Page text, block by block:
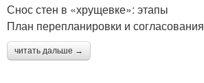
Снос стен в «хрущевке»: этапы
План перепланировки и согласования
читать дальше →